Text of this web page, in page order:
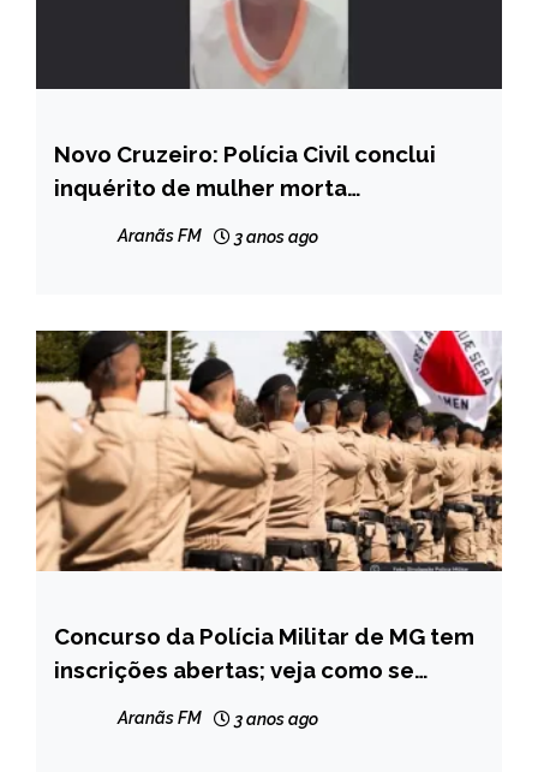
CAPELINHA
MINAS
Novo Cruzeiro: Polícia Civil conclui
inquérito de mulher morta
Aranãs FM 3 anos ago
CAPELINHA
MINAS
Concurso da Polícia Militar de MG tem
inscrições abertas; veja como se
Aranãs FM 3 anos ago